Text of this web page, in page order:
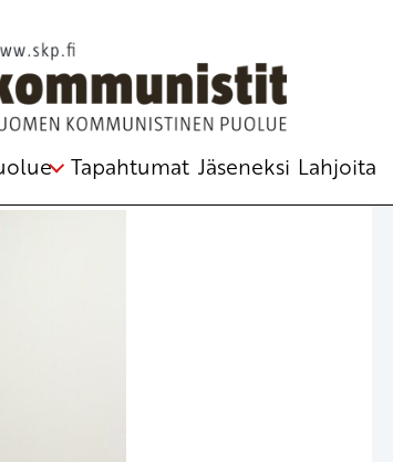
Tapahtumat Jäseneksi Lahjoita